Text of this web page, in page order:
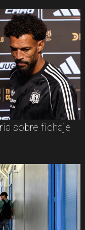
sobre fichaje